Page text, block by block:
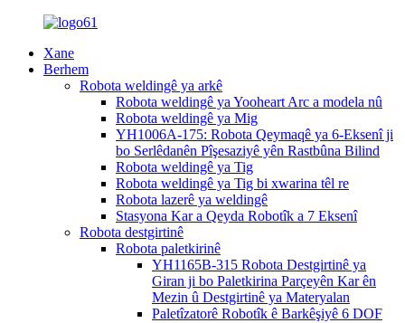
Xane
Berhem
Robota weldingê ya arkê
Robota weldingê ya Yooheart Arc a modela nû
Robota weldingê ya Mig
YH1006A-175: Robota Qeymaqê ya 6-Eksenî ji
bo Serlêdanên Pîşesaziyê yên Rastbûna Bilind
Robota weldingê ya Tig
Robota weldingê ya Tig bi xwarina têl re
Robota lazerê ya weldingê
Stasyona Kar a Qeyda Robotîk a 7 Eksenî
Robota destgirtinê
Robota paletkirinê
YH1165B-315 Robota Destgirtinê ya
Giran ji bo Paletkirina Parçeyên Kar ên
Mezin û Destgirtinê ya Materyalan
Paletîzatorê Robotîk ê Barkêşiyê 6 DOF